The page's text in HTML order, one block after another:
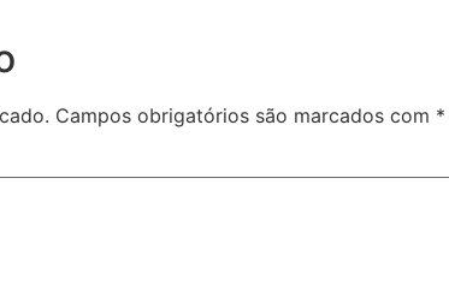
Campos obrigatórios são marcados com *